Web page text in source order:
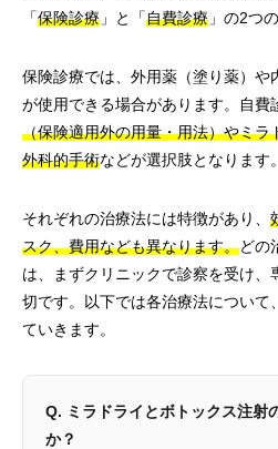
「保険診療 」と「自費診療 」の2つ
保険診療では、外用薬（塗り薬）や
が使用できる場合があります。自費
（保険適用外の用量・用法）やミラ
外科的手術などが選択肢となります。
それぞれの治療法には特徴があり、
スク、費用なども異なります。どの
は、まずクリニックで診察を受け
切です。以下では各治療法について
ていきます。
Q. ミラドライとボトックス注射
か？